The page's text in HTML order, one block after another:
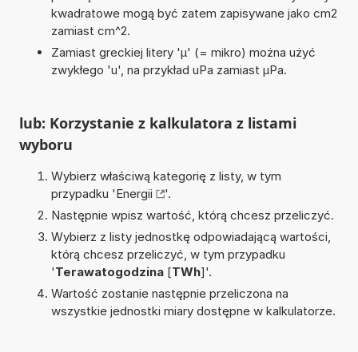
kwadratowe mogą być zatem zapisywane jako cm2
zamiast cm^2.
Zamiast greckiej litery 'µ' (= mikro) można użyć
zwykłego 'u', na przykład uPa zamiast µPa.
lub: Korzystanie z kalkulatora z listami
wyboru
Wybierz właściwą kategorię z listy, w tym
przypadku 'Energii
'.
Następnie wpisz wartość, którą chcesz przeliczyć.
Wybierz z listy jednostkę odpowiadającą wartości,
którą chcesz przeliczyć, w tym przypadku
'Terawatogodzina[TWh]'.
Wartość zostanie następnie przeliczona na
wszystkie jednostki miary dostępne w kalkulatorze.